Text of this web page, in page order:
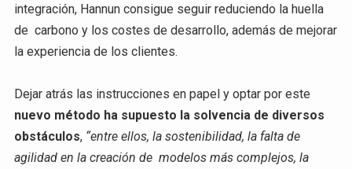
integración, Hannun consigue seguir reduciendo la huella
de carbono y los costes de desarrollo, además de mejorar
la experiencia de los clientes.
Dejar atrás las instrucciones en papel y optar por este
nuevo método ha supuesto la solvencia de diversos
obstáculos, “entre ellos, la sostenibilidad, la falta de
agilidad en la creación de modelos más complejos, la